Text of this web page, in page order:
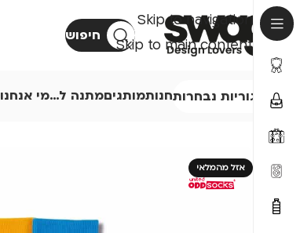
Skip to navigation
Skip to main content
חיפוש
קטגוריות נבחרותחנותמותגיםמתנה ל…מי אנחנו
אזל מהמלאי